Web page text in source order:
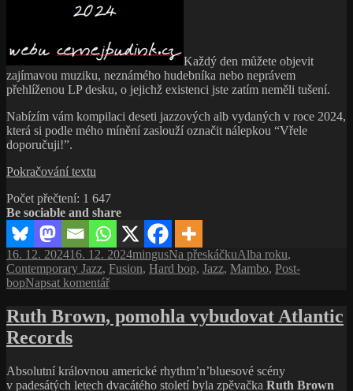
Každý den můžete objevit
zajímavou muziku, neznámého hudebníka nebo neprávem
přehlíženou LP desku, o jejichž existenci jste zatím neměli tušení.
Nabízím vám kompilaci deseti jazzových alb vydaných v roce 2024,
která si podle mého mínění zaslouží označit nálepkou “Vřele
doporučuji!”.
Pokračování textu
jazzových
alb
roku
2024
podle
webu
cernejpudink.cz
Počet přečtení: 1 647
Be sociable and share
Publikováno:
16. 12. 202416. 12. 2024Autor:
mingusRubriky:
Na přeskáčkuŠtítky:
Alba roku,
Contemporary Jazz, Fusion, Hard bop, Jazz, Mambo, Post-
bopNapsat komentářpro
názvem
jazzových
alb
Ruth Brown, pomohla vybudovat Atlantic
Records
Absolutní královnou americké rhythm’n’bluesové scény
v padesátých letech dvacátého století byla zpěvačka Ruth Brown